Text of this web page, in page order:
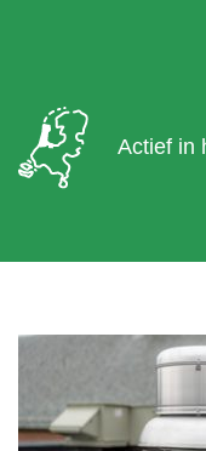
Actief in